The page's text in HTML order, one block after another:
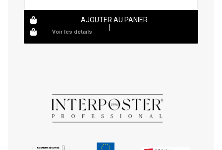
AJOUTER AU PANIER
Voir les détails